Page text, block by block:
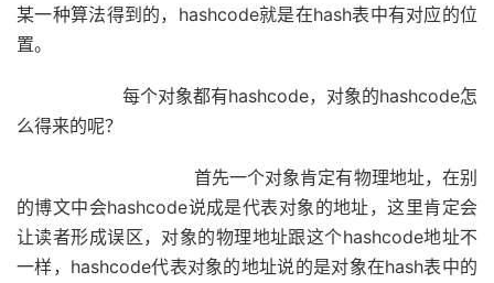
某一种算法得到的，hashcode就是在hash表中有对应的位
置。
每个对象都有hashcode，对象的hashcode怎
么得来的呢？
首先一个对象肯定有物理地址，在别
的博文中会hashcode说成是代表对象的地址，这里肯定会
让读者形成误区，对象的物理地址跟这个hashcode地址不
一样，hashcode代表对象的地址说的是对象在hash表中的